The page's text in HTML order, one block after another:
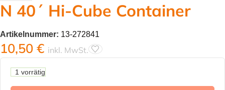
N 40´ Hi-Cube Container
Artikelnummer: 13-272841
10,50 € inkl. MwSt.
1 vorrätig